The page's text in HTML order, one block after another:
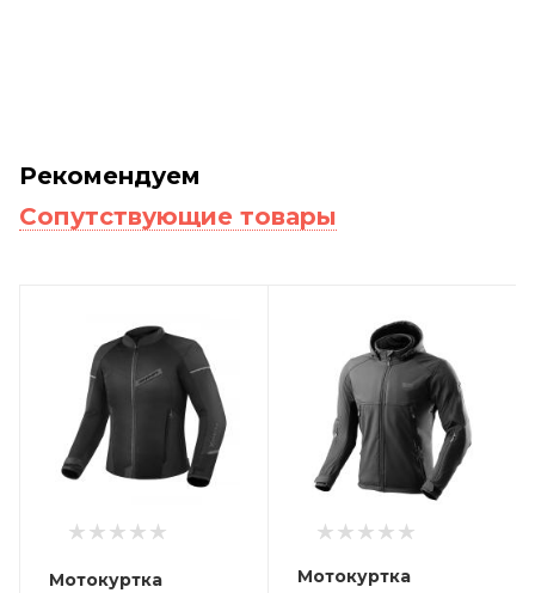
Рекомендуем
Сопутствующие товары
Мотокуртка
Мотокуртка